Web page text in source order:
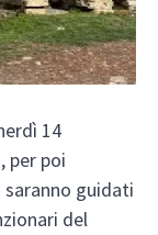
14
per poi
guidati
del